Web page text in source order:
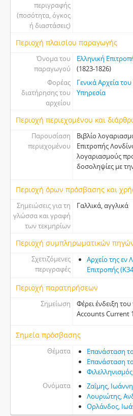
περιγραφής
(ποσότητα, όγκος
ή διαστάσεις)
Περιοχή πλαισίου παραγωγής
Όνομα του
παραγωγού
Ελληνική
(1823-1826)
Φορέας
διατήρησης του
αρχείου
Γενικά Αρχεία
Υπηρεσία
Περιοχή περιεχομένου και
Παρουσίαση
περιεχομένου
Βιβλίο
Επιτροπής
λογαριασμούς
δοσοληψίες με
Περιοχή όρων πρόσβασης και
Σημειώσεις για τη
γλώσσα και γραφή
των τεκμηρίων
Γαλλικά, αγγλικά
Περιοχή συμπληρωματικών
Σχετιζόμενες
περιγραφές
Αρχείο της εν
Επιτροπής
Περιοχή παρατηρήσεων
Σημείωση
Φέρει ένδειξη
Accounts Current
Σημεία πρόσβασης
Θέματα
Επανάσταση
Επανάσταση
Φιλελληνισμός
Ονόματα
Ζαΐμης,
Λουριώτης,
Ορλάνδος,